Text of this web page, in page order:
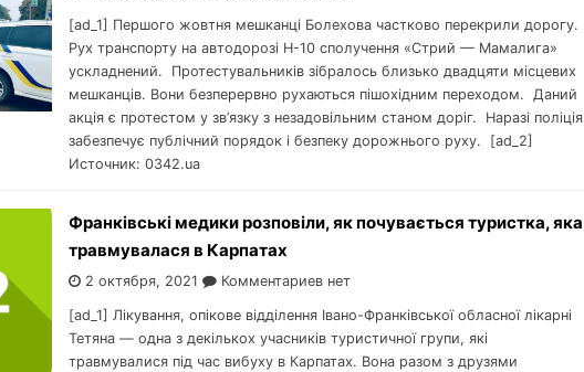
[ad_1] Першого жовтня мешканці Болехова частково перекрили дорогу.
Рух транспорту на автодорозі Н-10 сполучення «Стрий — Мамалига»
ускладнений. Протестувальників зібралось близько двадцяти місцевих
мешканців. Вони безперервно рухаються пішохідним переходом. Даний
акція є протестом у зв’язку з незадовільним станом доріг. Наразі поліція
забезпечує публічний порядок і безпеку дорожнього руху. [ad_2]
Источник: 0342.ua
Франківські медики розповіли, як почувається туристка, яка
травмувалася в Карпатах
2 октября, 2021 Комментариев нет
[ad_1] Лікування, опікове відділення Івано-Франківської обласної лікарні
Тетяна — одна з декількох учасників туристичної групи, які
травмувалися під час вибуху в Карпатах. Вона разом з друзями